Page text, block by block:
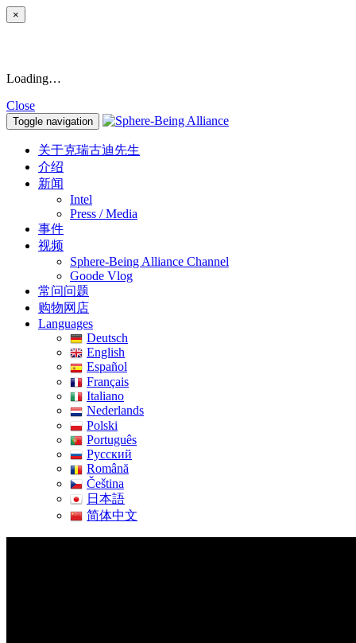
×
Loading…
Close
Toggle navigation
关于克瑞古迪先生
介绍
新闻
Intel
Press / Media
事件
视频
Sphere-Being Alliance Channel
Goode Vlog
常问问题
购物网店
Languages
Deutsch
English
Español
Français
Italiano
Nederlands
Polski
Português
Pусский
Română
Čeština
日本語
简体中文